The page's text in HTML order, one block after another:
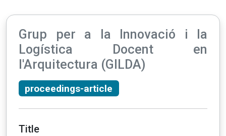
Grup per a la Innovació i la
Logística Docent en
l'Arquitectura (GILDA)
proceedings-article
Title